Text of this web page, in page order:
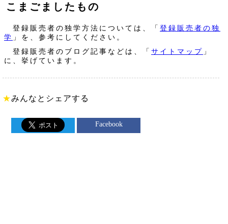
こまごましたもの
登録販売者の独学方法については、「 登録販売者の独
学 」を、参考にしてください。
登録販売者のブログ記事などは、「 サイトマップ 」
に、挙げています。
★みんなとシェアする
Facebook